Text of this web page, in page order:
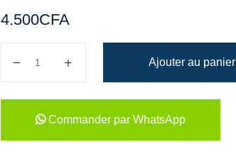
4.500CFA
Ajouter au panier
Commander par WhatsApp